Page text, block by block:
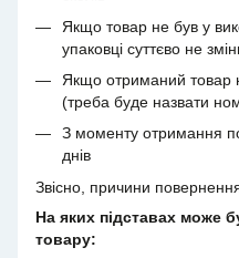
Якщо товар не був у
упаковці суттєво не
Якщо отриманий товар
(треба буде назвати
З моменту отримання
днів
Звісно, причини
На яких підставах може
товару: